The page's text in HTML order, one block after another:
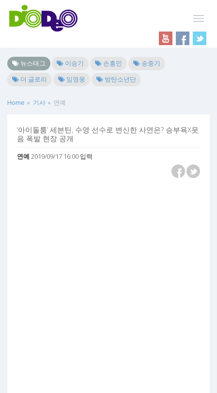
뉴스태그 이승기 손흥민
송중기
더 글로리
임영웅 방탄소년단
Home 기사 연예
‘아이돌룸’ 세븐틴, 수영 선수로 변신한 사연은? 승부욕X웃
음 폭발 현장 공개
연예 2019/09/17 16:00 입력